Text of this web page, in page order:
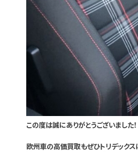
この度は誠にありがとうございました！
欧州車の高価買取もぜひトリデックス